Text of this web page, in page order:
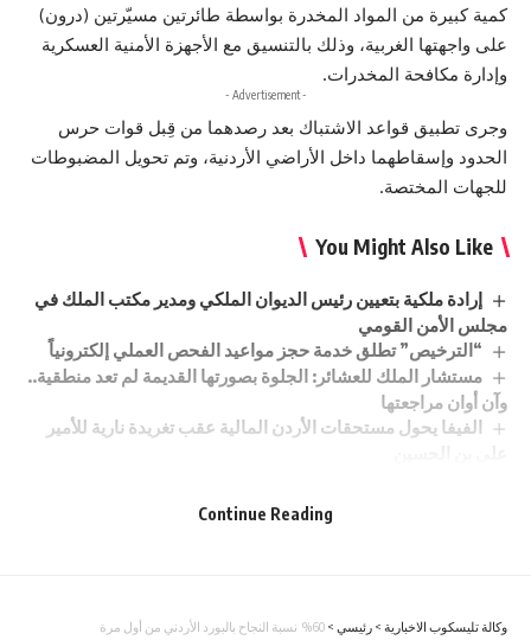
كمية كبيرة من المواد المخدرة بواسطة طائرتين مسيّرتين (درون)
على واجهتها الغربية، وذلك بالتنسيق مع الأجهزة الأمنية العسكرية
وإدارة مكافحة المخدرات.
- Advertisement -
وجرى تطبيق قواعد الاشتباك بعد رصدهما من قِبل قوات حرس
الحدود وإسقاطهما داخل الأراضي الأردنية، وتم تحويل المضبوطات
للجهات المختصة.
You Might Also Like
إرادة ملكية بتعيين رئيس الديوان الملكي ومدير مكتب الملك في
مجلس الأمن القومي
“الترخيص” تطلق خدمة حجز مواعيد الفحص العملي إلكترونياً
مستشار الملك للعشائر: الجلوة بصورتها القديمة لم تعد منطقية..
وآن أوان مراجعتها
الفيفا يحول مستحقات الأردن المالية عقب تغريدة نارية للأمير
Sign Up For Daily Newsletter
Continue Reading
وكالة تليسكوب الاخبارية > رئيسي > %60 نسبة النجاح بالبورد الأردني من أول مرة